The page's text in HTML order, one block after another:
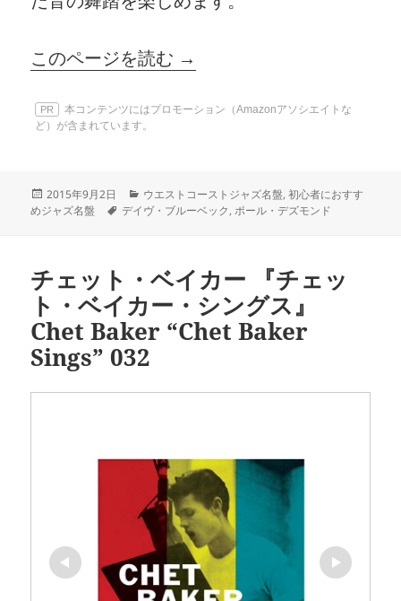
このページを読む →
PR
本コンテンツにはプロモーション（Amazonアソシエイトな
ど）が含まれています。
投
稿
2015年9月2日
カ
テ
ウエストコーストジャズ名盤,初心者におすす
めジャズ名盤
タ
デイヴ・ブルーベック,ポール・デズモンド
チェット・ベイカー 『チェッ
ト・ベイカー・シングス』
Chet Baker “Chet Baker
Sings” 032